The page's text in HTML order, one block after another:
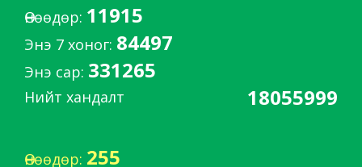
Өнөөдөр: 11915
Энэ 7 хоног: 84497
Энэ сар: 331265
Нийт хандалт 18055999
Өнөөдөр: 255